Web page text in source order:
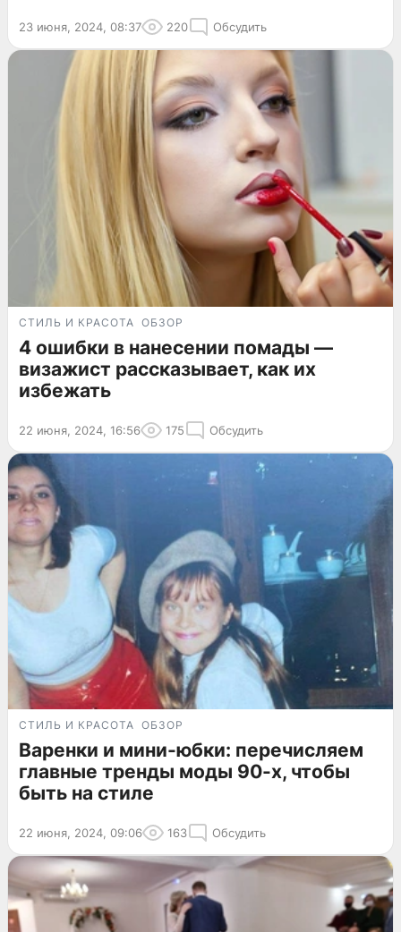
23 июня, 2024, 08:37 220 Обсудить
СТИЛЬ И КРАСОТА ОБЗОР
4 ошибки в нанесении помады —
визажист рассказывает, как их
избежать
22 июня, 2024, 16:56 175 Обсудить
СТИЛЬ И КРАСОТА ОБЗОР
Варенки и мини-юбки: перечисляем
главные тренды моды 90-х, чтобы
быть на стиле
22 июня, 2024, 09:06 163 Обсудить